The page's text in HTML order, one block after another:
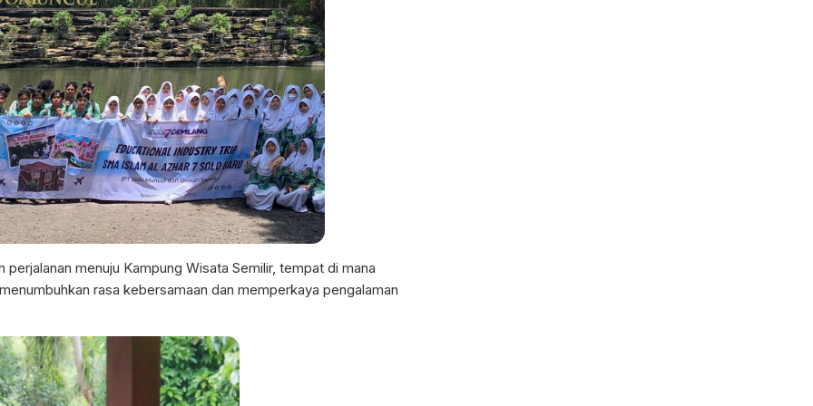
menuju Kampung Wisata Semilir, tempat di mana
rasa kebersamaan dan memperkaya pengalaman